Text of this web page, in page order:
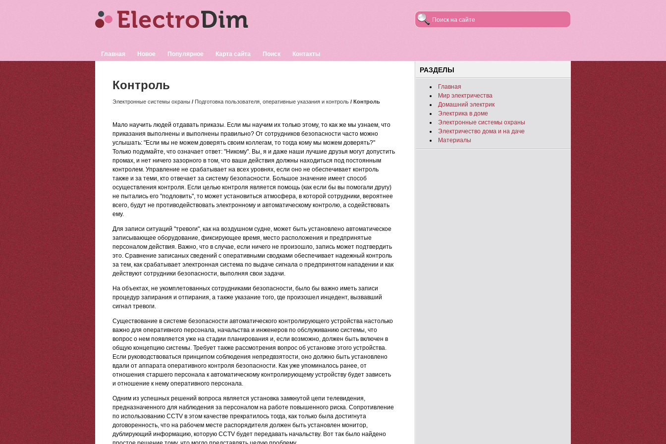
Главная Новое Популярное Карта сайта Поиск Контакты
Контроль
Электронные системы охраны / Подготовка пользователя, оперативные указания и контроль / Контроль
Мало научить людей отдавать приказы. Если мы научим их только этому, то как же мы узнаем, что
приказания выполнены и выполнены правильно? От сотрудников безопасности часто можно
услышать: "Если мы не можем доверять своим коллегам, то тогда кому мы можем доверять?"
Только подумайте, что означает ответ: "Никому". Вы, я и даже наши лучшие друзья могут допустить
промах, и нет ничего зазорного в том, что ваши действия должны находиться под постоянным
контролем. Управление не срабатывает на всех уровнях, если оно не обеспечивает контроль
также и за теми, кто отвечает за систему безопасности. Большое значение имеет способ
осуществления контроля. Если целью контроля является помощь (как если бы вы помогали другу)
не пытались его "подловить", то может установиться атмосфера, в которой сотрудники, вероятнее
всего, будут не противодействовать электронному и автоматическому контролю, а содействовать
ему.
Для записи ситуаций "тревоги", как на воздушном судне, может быть установлено автоматическое
записывающее оборудование, фиксирующее время, место расположения и предпринятые
персоналом действия. Важно, что в случае, если ничего не произошло, запись может подтвердить
это. Сравнение записаных сведений с оперативными сводками обеспечивает надежный контроль
за тем, как срабатывает электронная система по выдаче сигнала о предпринятом нападении и как
действуют сотрудники безопасности, выполняя свои задачи.
На объектах, не укомплетованных сотрудниками безопасности, было бы важно иметь записи
процедур запирания и отпирания, а также указание того, где произошел инцедент, вызвавший
сигнал тревоги.
Существование в системе безопасности автоматического контролирующего устройства настолько
важно для оперативного персонала, начальства и инженеров по обслуживанию системы, что
вопрос о нем появляется уже на стадии планирования и, если возможно, должен быть включен в
общую концепцию системы. Требует также рассмотрения вопрос об установке этого устройства.
Если руководствоваться принципом соблюдения непредвзятости, оно должно быть установлено
вдали от аппарата оперативного контроля безопасности. Как уже упоминалось ранее, от
отношения старшего персонала к автоматическому контролирующему устройству будет зависеть
и отношение к нему оперативного персонала.
Одним из успешных решений вопроса является установка замкнутой цепи телевидения,
предназначенного для наблюдения за персоналом на работе повышенного риска. Сопротивление
по использованию CCTV в этом качестве прекратилось тогда, как только была достигнута
договоренность, что на рабочем месте распорядителя должен быть установлен монитор,
дублирующий информацию, которую CCTV будет передавать начальству. Вот так было найдено
РАЗДЕЛЫ
Главная
Мир электричества
Домашний электрик
Электрика в доме
Электронные системы охраны
Электричество дома и на даче
Материалы